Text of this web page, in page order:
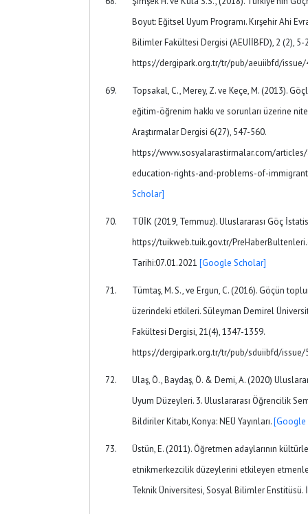
Boyut: Eğitsel Uyum Programı. Kırşehir Ahi
Bilimler Fakültesi Dergisi (AEUİİBFD), 2 (2), 5-
https://dergipark.org.tr/tr/pub/aeuiibfd/
Topsakal, C., Merey, Z. ve Keçe, M. (2013).
eğitim-öğrenim hakkı ve sorunları üzerine
Araştırmalar Dergisi 6(27), 547-560.
https://www.sosyalarastirmalar.com/
education-rights-and-problems-of-
Scholar]
TÜİK (2019, Temmuz). Uluslararası Göç
https://tuikweb.tuik.gov.tr/
Tarihi:07.01.2021 [Google Scholar]
Tümtaş, M. S., ve Ergun, C. (2016). Göçün
üzerindeki etkileri. Süleyman Demirel
Fakültesi Dergisi, 21(4), 1347-1359.
https://dergipark.org.tr/tr/pub/sduiibfd/issue/
Ulaş, Ö., Baydaş, Ö. & Demi, A. (2020)
Uyum Düzeyleri. 3. Uluslararası Öğrencilik
Bildiriler Kitabı, Konya: NEÜ Yayınları.[Google
Üstün, E. (2011). Öğretmen adaylarının
etnikmerkezcilik düzeylerini etkileyen
Teknik Üniversitesi, Sosyal Bilimler